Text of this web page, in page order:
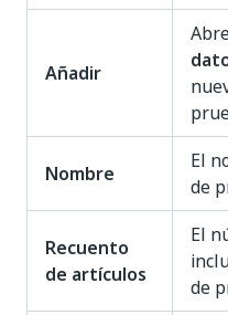
Añadir
Nombre
El
de
Recuento
de artículos
El
de